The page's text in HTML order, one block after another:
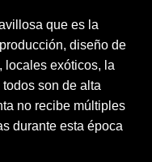
que es la
diseño de
locales exóticos, la
son de alta
no recibe múltiples
durante esta época